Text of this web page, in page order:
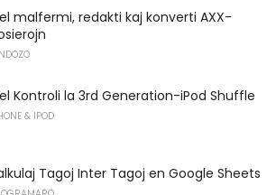
malfermi, redakti kaj konverti AXX-
Kontroli la 3rd Generation-iPod Shuffle
& IPOD
Tagoj Inter Tagoj en Google Sheets